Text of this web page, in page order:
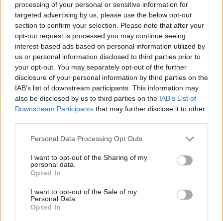
processing of your personal or sensitive information for
targeted advertising by us, please use the below opt-out
section to confirm your selection. Please note that after your
opt-out request is processed you may continue seeing
interest-based ads based on personal information utilized by
us or personal information disclosed to third parties prior to
your opt-out. You may separately opt-out of the further
disclosure of your personal information by third parties on the
IAB’s list of downstream participants. This information may
also be disclosed by us to third parties on the IAB’s List of
Downstream Participants that may further disclose it to other
Please note that this website/app uses one or more Google
not limited to your visit or usage behaviour. You may click to
grant or deny consent to Google and its third-party tags to
use your data for below specified purposes in below Google
consent section.
Personal Data Processing Opt Outs
I want to opt-out of the Sharing of my
personal data.
Opted In
I want to opt-out of the Sale of my
Personal Data.
Opted In